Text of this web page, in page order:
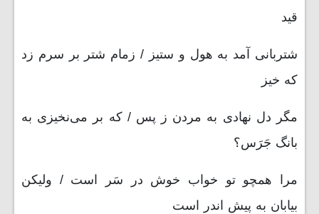
قید
شتربانی آمد به هول و ستیز / زمام شتر بر سرم زد
که خیز
مگر دل نهادی به مردن ز پس / که بر می‌نخیزی به
بانگ جَرَس؟
مرا همچو تو خواب خوش در سَر است / ولیکن
بیابان به پیش اندر است